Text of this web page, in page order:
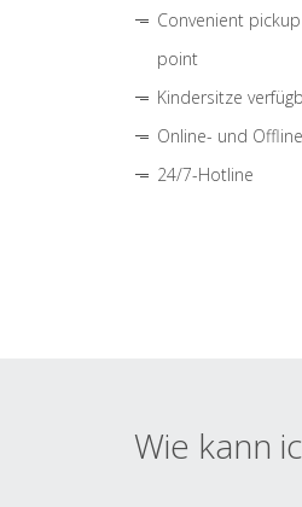
Convenient
point
Kindersitze
Online- und
24/7-Hotline
Wie kann